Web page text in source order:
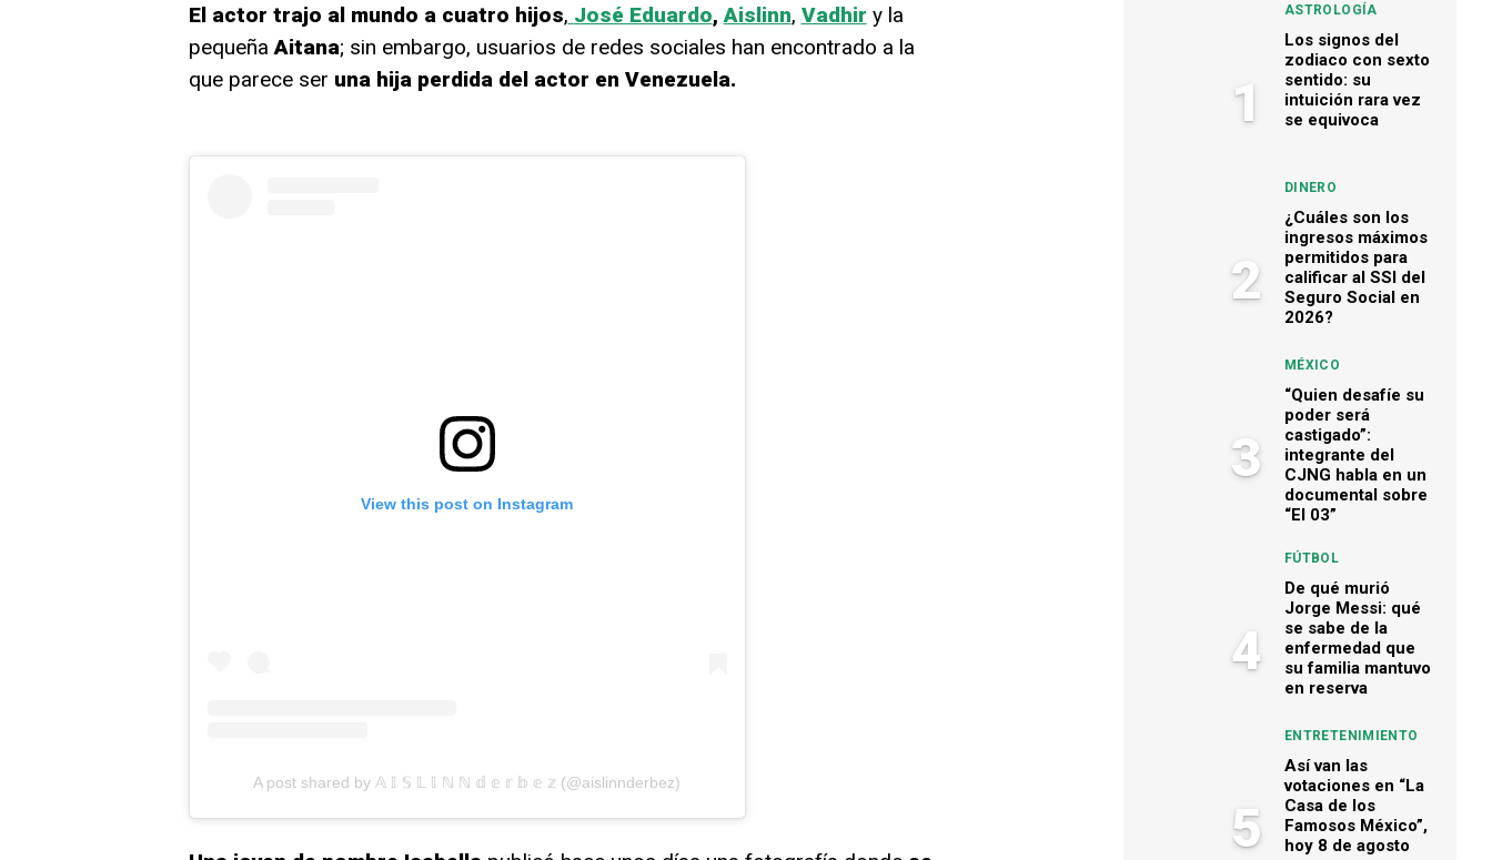
El actor trajo al mundo a cuatro hijos, José Eduardo,Aislinn, Vadhir y la
pequeñaAitana; sin embargo, usuarios de redes sociales han encontrado a la
que parece ser una hija perdida del actor en Venezuela.
View this post on Instagram
A post shared by 𝔸 𝕀 𝕊 𝕃 𝕀 ℕ ℕ 𝕕 𝕖 𝕣 𝕓 𝕖 𝕫 (@aislinnderbez)
1
ASTROLOGÍA
Los signos del
zodiaco con sexto
sentido: su
intuición rara vez
se equivoca
2
DINERO
¿Cuáles son los
ingresos máximos
permitidos para
calificar al SSI del
Seguro Social en
2026?
3
MÉXICO
“Quien desafíe su
poder será
castigado”:
integrante del
CJNG habla en un
documental sobre
“El 03”
4
FÚTBOL
De qué murió
Jorge Messi: qué
se sabe de la
enfermedad que
su familia mantuvo
en reserva
5
ENTRETENIMIENTO
Así van las
votaciones en “La
Casa de los
Famosos México”,
hoy 8 de agosto